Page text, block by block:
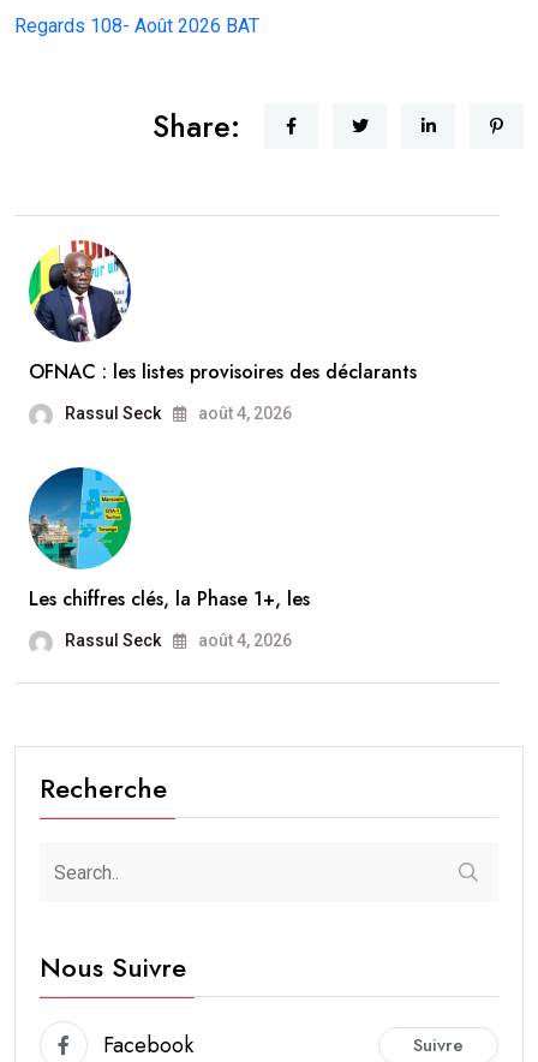
Regards 108- Août 2026 BAT
Share:
OFNAC : les listes provisoires des déclarants
Rassul Seck août 4, 2026
Les chiffres clés, la Phase 1+, les
Rassul Seck août 4, 2026
Recherche
Nous Suivre
Facebook Suivre